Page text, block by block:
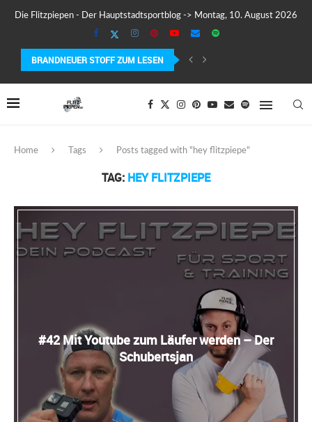
Die Flitzpiepen - Der Hauptstadtsportblog -> Montag, 10. August 2026
BRANDNEUER STOFF ZUM LESEN
MEIN ERSTER MARATHON: 42,195 KILOMETER PURE VERRÜCKTHEIT,
Home Tags Posts tagged with "hey flitzpiepe"
TAG: HEY FLITZPIEPE
#42 Mit Youtube zum Läufer werden – Der
Schubertsjan